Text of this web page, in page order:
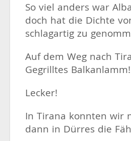
So viel anders war
doch hat die Dichte
schlagartig zu
Auf dem Weg nach
Gegrilltes Balkanlamm!
Lecker!
In Tirana konnten wir
dann in Dürres die